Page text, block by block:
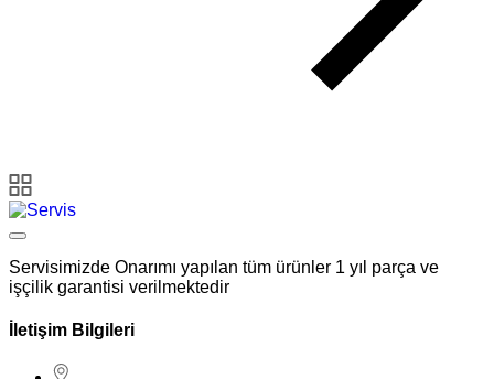
Servisimizde Onarımı yapılan tüm ürünler 1 yıl parça ve
işçilik garantisi verilmektedir
İletişim Bilgileri